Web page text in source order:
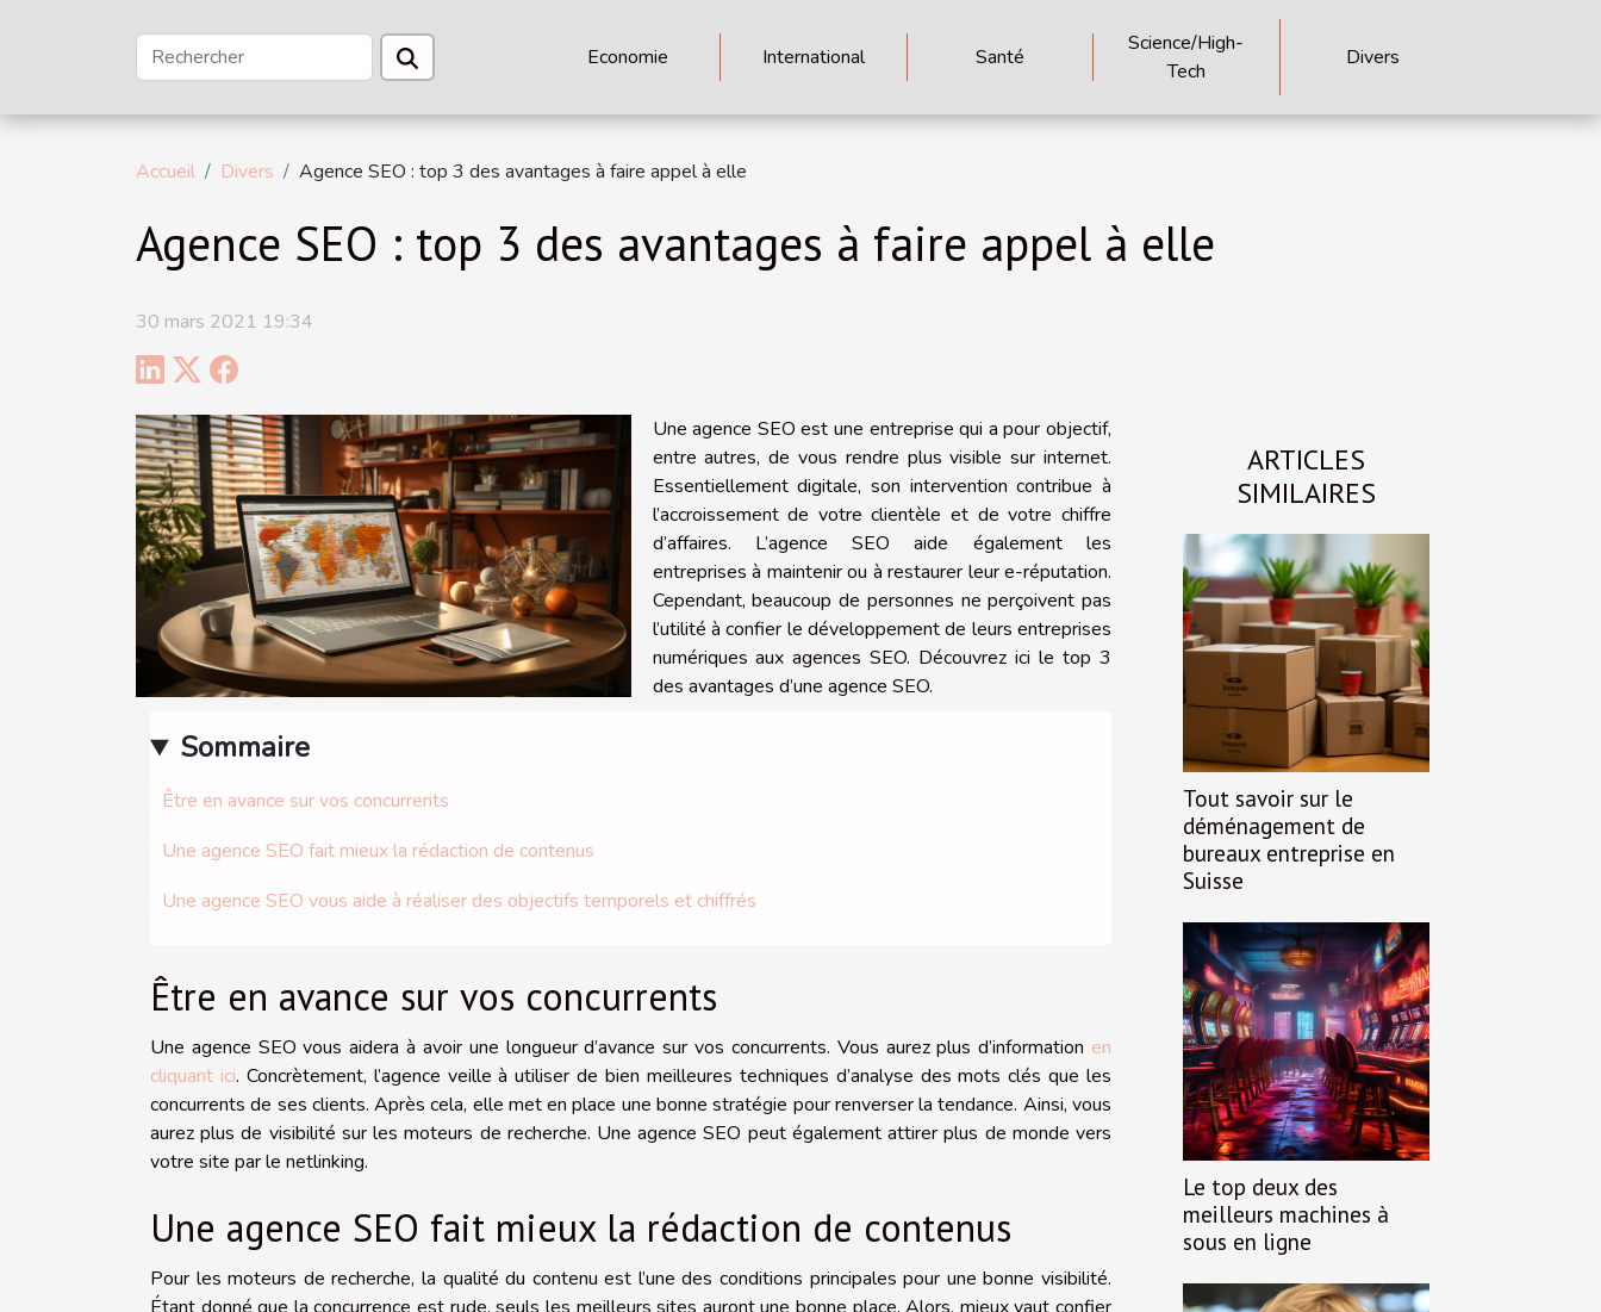
Economie International Santé
Science/High-
Tech
Divers
Accueil Divers Agence SEO : top 3 des avantages à faire appel à elle
Agence SEO : top 3 des avantages à faire appel à elle
30 mars 2021 19:34
Sommaire
Être en avance sur vos concurrents
Une agence SEO fait mieux la rédaction de contenus
Une agence SEO vous aide à réaliser des objectifs temporels et chiffrés
Une agence SEO est une entreprise qui a pour objectif,
entre autres, de vous rendre plus visible sur internet.
Essentiellement digitale, son intervention contribue à
l’accroissement de votre clientèle et de votre chiffre
d’affaires. L’agence SEO aide également les
entreprises à maintenir ou à restaurer leur e-réputation.
Cependant, beaucoup de personnes ne perçoivent pas
l’utilité à confier le développement de leurs entreprises
numériques aux agences SEO. Découvrez ici le top 3
des avantages d’une agence SEO.
Être en avance sur vos concurrents
Une agence SEO vous aidera à avoir une longueur d’avance sur vos concurrents. Vous aurez plus d’information en
cliquant ici. Concrètement, l’agence veille à utiliser de bien meilleures techniques d’analyse des mots clés que les
concurrents de ses clients. Après cela, elle met en place une bonne stratégie pour renverser la tendance. Ainsi, vous
aurez plus de visibilité sur les moteurs de recherche. Une agence SEO peut également attirer plus de monde vers
votre site par le netlinking.
Une agence SEO fait mieux la rédaction de contenus
Pour les moteurs de recherche, la qualité du contenu est l’une des conditions principales pour une bonne visibilité.
ARTICLES
SIMILAIRES
Tout savoir sur le
déménagement de
bureaux entreprise en
Suisse
Le top deux des
meilleurs machines à
sous en ligne